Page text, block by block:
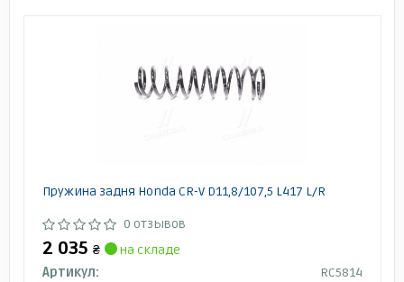
Пружина задня Honda CR-V D11,8/107,5 L417 L/R
0 отзывов
2 035 ₴
на складе
Артикул:
RC5814